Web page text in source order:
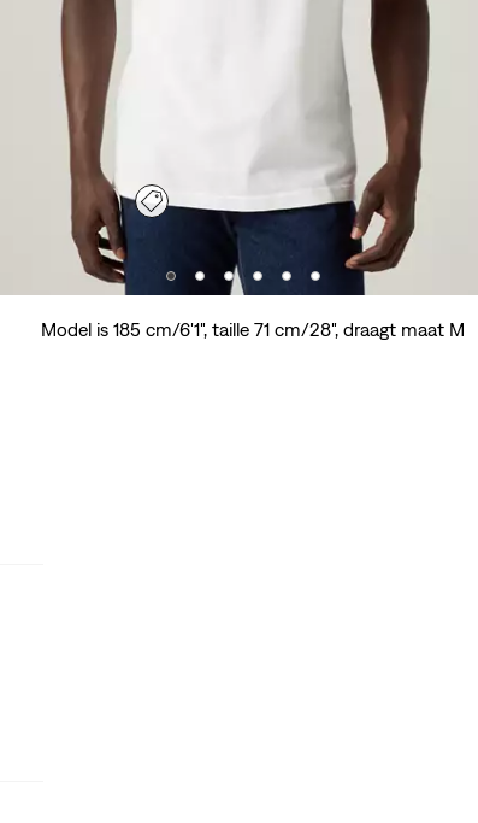
Model is 185 cm/6'1", taille 71 cm/28", draagt maat M